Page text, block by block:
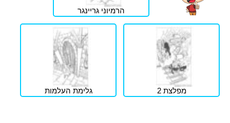
הרמיוני גריינגר
מפלצת 2 גלימת העלמות